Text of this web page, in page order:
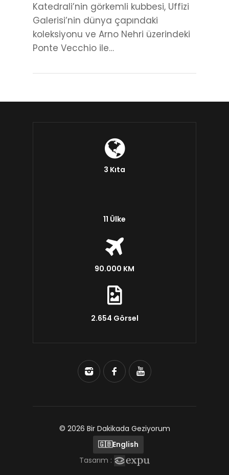
Katedrali’nin görkemli kubbesi, Uffizi
Galerisi’nin dünya çapındaki
koleksiyonu ve Arno Nehri üzerindeki
Ponte Vecchio ile…
3 Kıta
11 Ülke
90.000 KM
2.654 Görsel
© 2026 Bir Dakikada Geziyorum
🇬🇧English
Tasarım :